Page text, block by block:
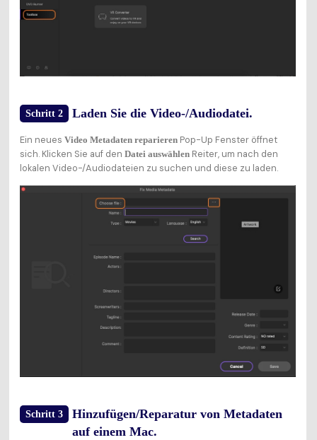
Schritt 2 Laden Sie die Video-/Audiodatei.
Ein neues Video Metadaten reparierenPop-Up Fenster öffnet
sich. Klicken Sie auf den Datei auswählenReiter, um nach den
lokalen Video-/Audiodateien zu suchen und diese zu laden.
Schritt 3
Hinzufügen/Reparatur von Metadaten
auf einem Mac.